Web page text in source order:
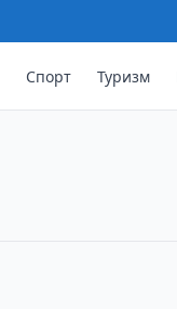
Спорт Туризм